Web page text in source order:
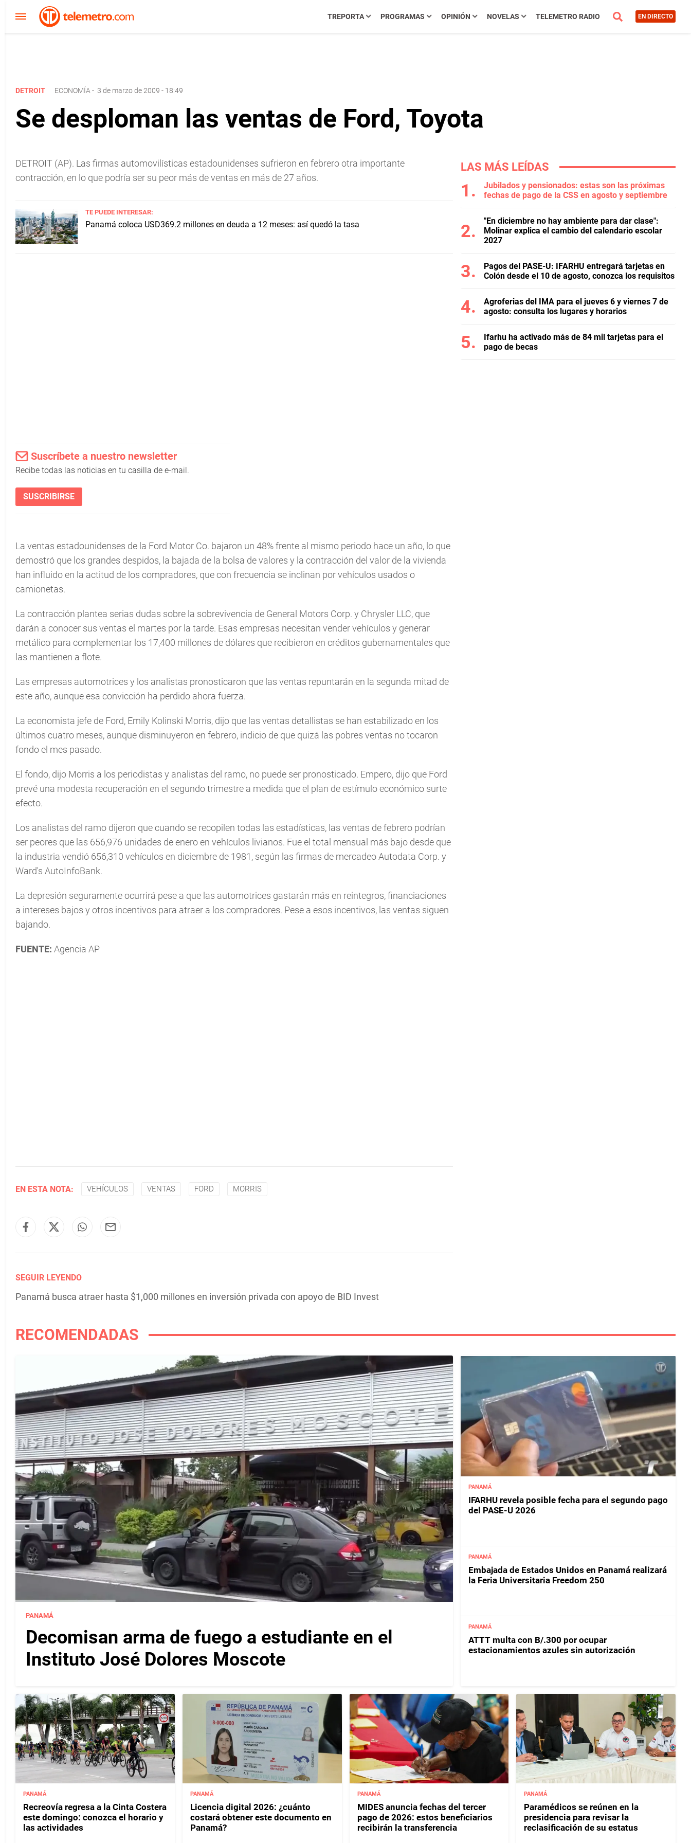
TREPORTA PROGRAMAS OPINIÓN NOVELAS TELEMETRO RADIO EN DIRECTO
DETROIT ECONOMÍA - 3 de marzo de 2009 - 18:49
Se desploman las ventas de Ford, Toyota
DETROIT (AP). Las firmas automovilísticas estadounidenses sufrieron en febrero otra importante
contracción, en lo que podría ser su peor más de ventas en más de 27 años.
TE PUEDE INTERESAR:
Panamá coloca USD369.2 millones en deuda a 12 meses: así quedó la tasa
Suscríbete a nuestro newsletter
Recibe todas las noticias en tu casilla de e-mail.
SUSCRIBIRSE
La ventas estadounidenses de la Ford Motor Co. bajaron un 48% frente al mismo periodo hace un año, lo que
demostró que los grandes despidos, la bajada de la bolsa de valores y la contracción del valor de la vivienda
han influido en la actitud de los compradores, que con frecuencia se inclinan por vehículos usados o
camionetas.
La contracción plantea serias dudas sobre la sobrevivencia de General Motors Corp. y Chrysler LLC, que
darán a conocer sus ventas el martes por la tarde. Esas empresas necesitan vender vehículos y generar
metálico para complementar los 17,400 millones de dólares que recibieron en créditos gubernamentales que
las mantienen a flote.
Las empresas automotrices y los analistas pronosticaron que las ventas repuntarán en la segunda mitad de
este año, aunque esa convicción ha perdido ahora fuerza.
La economista jefe de Ford, Emily Kolinski Morris, dijo que las ventas detallistas se han estabilizado en los
últimos cuatro meses, aunque disminuyeron en febrero, indicio de que quizá las pobres ventas no tocaron
fondo el mes pasado.
El fondo, dijo Morris a los periodistas y analistas del ramo, no puede ser pronosticado. Empero, dijo que Ford
prevé una modesta recuperación en el segundo trimestre a medida que el plan de estímulo económico surte
efecto.
Los analistas del ramo dijeron que cuando se recopilen todas las estadísticas, las ventas de febrero podrían
ser peores que las 656,976 unidades de enero en vehículos livianos. Fue el total mensual más bajo desde que
la industria vendió 656,310 vehículos en diciembre de 1981, según las firmas de mercadeo Autodata Corp. y
Ward's AutoInfoBank.
La depresión seguramente ocurrirá pese a que las automotrices gastarán más en reintegros, financiaciones
a intereses bajos y otros incentivos para atraer a los compradores. Pese a esos incentivos, las ventas siguen
bajando.
FUENTE: Agencia AP
EN ESTA NOTA: VEHÍCULOS VENTAS FORD MORRIS
SEGUIR LEYENDO
Panamá busca atraer hasta $1,000 millones en inversión privada con apoyo de BID Invest
LAS MÁS LEÍDAS
Jubilados y pensionados: estas son las próximas
fechas de pago de la CSS en agosto y septiembre
"En diciembre no hay ambiente para dar clase":
Molinar explica el cambio del calendario escolar
2027
Pagos del PASE-U: IFARHU entregará tarjetas en
Colón desde el 10 de agosto, conozca los requisitos
Agroferias del IMA para el jueves 6 y viernes 7 de
agosto: consulta los lugares y horarios
Ifarhu ha activado más de 84 mil tarjetas para el
pago de becas
RECOMENDADAS
PANAMÁ
Decomisan arma de fuego a estudiante en el
Instituto José Dolores Moscote
PANAMÁ
IFARHU revela posible fecha para el segundo pago
del PASE-U 2026
PANAMÁ
Embajada de Estados Unidos en Panamá realizará
la Feria Universitaria Freedom 250
PANAMÁ
ATTT multa con B/.300 por ocupar
estacionamientos azules sin autorización
PANAMÁ
Recreovía regresa a la Cinta Costera
este domingo: conozca el horario y
las actividades
PANAMÁ
Licencia digital 2026: ¿cuánto
costará obtener este documento en
Panamá?
PANAMÁ
MIDES anuncia fechas del tercer
pago de 2026: estos beneficiarios
recibirán la transferencia
PANAMÁ
Paramédicos se reúnen en la
presidencia para revisar la
reclasificación de su estatus